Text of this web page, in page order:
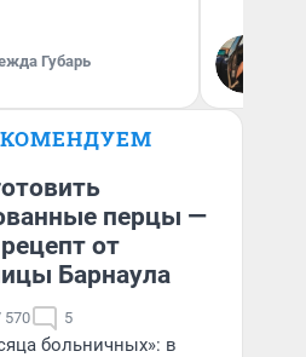
Губарь
перцы —
от
Барнаула
570 5
больничных»: в